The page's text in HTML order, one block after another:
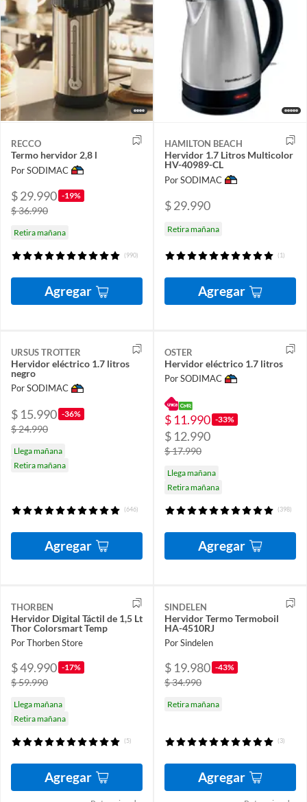
RECCO
Termo hervidor 2,8 l
Por SODIMAC
$ 29.990 -19%
$ 36.990
Retira mañana
(990)
Agregar
HAMILTON BEACH
Hervidor 1.7 Litros Multicolor
HV-40989-CL
Por SODIMAC
$ 29.990
Retira mañana
(1)
Agregar
URSUS TROTTER
Hervidor eléctrico 1.7 litros
negro
Por SODIMAC
$ 15.990 -36%
$ 24.990
Llega mañana
Retira mañana
(646)
Agregar
OSTER
Hervidor eléctrico 1.7 litros
Por SODIMAC
$ 11.990 -33%
$ 12.990
$ 17.990
Llega mañana
Retira mañana
(398)
Agregar
THORBEN
Hervidor Digital Táctil de 1,5 Lt
Thor Colorsmart Temp
Por Thorben Store
$ 49.990 -17%
$ 59.990
Llega mañana
Retira mañana
(5)
Agregar
SINDELEN
Hervidor Termo Termoboil
HA-4510RJ
Por Sindelen
$ 19.980 -43%
$ 34.990
Retira mañana
(3)
Agregar